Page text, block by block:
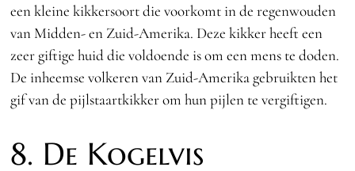
een kleine kikkersoort die voorkomt in de regenwouden
van Midden- en Zuid-Amerika. Deze kikker heeft een
zeer giftige huid die voldoende is om een mens te doden.
De inheemse volkeren van Zuid-Amerika gebruikten het
gif van de pijlstaartkikker om hun pijlen te vergiftigen.
8. De Kogelvis